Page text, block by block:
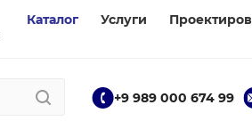
Каталог Услуги
+9 989 000 674 99